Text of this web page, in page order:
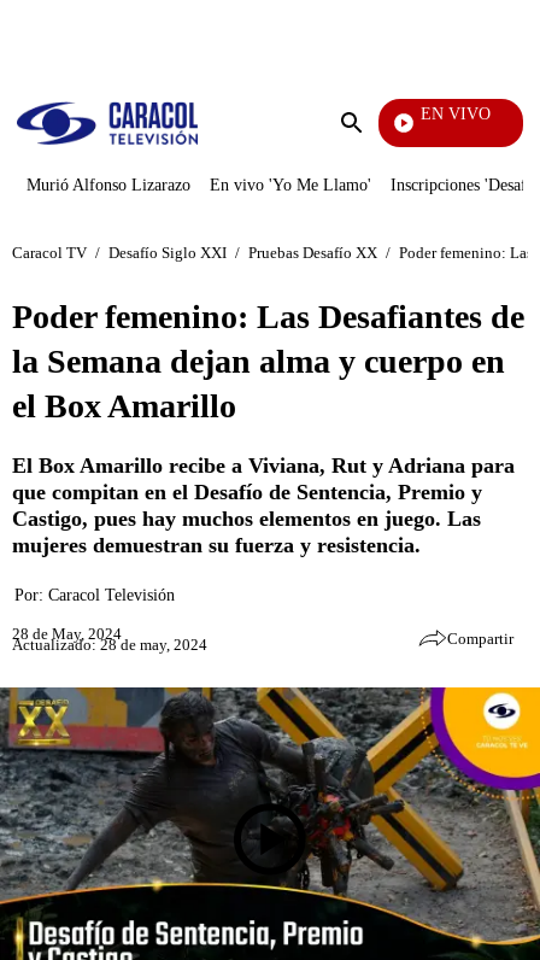
Enviar
EN VIVO
Televentas
Murió Alfonso Lizarazo En vivo 'Yo Me Llamo' Inscripciones
Caracol TV / Desafío Siglo XXI / Pruebas Desafío XX / Poder femenino: Las
Poder femenino: Las Desafiantes de
la Semana dejan alma y cuerpo en
el Box Amarillo
El Box Amarillo recibe a Viviana, Rut y Adriana para
que compitan en el Desafío de Sentencia, Premio y
Castigo, pues hay muchos elementos en juego. Las
mujeres demuestran su fuerza y resistencia.
Por: Caracol Televisión
28 de May, 2024
Actualizado: 28 de may, 2024 Compartir